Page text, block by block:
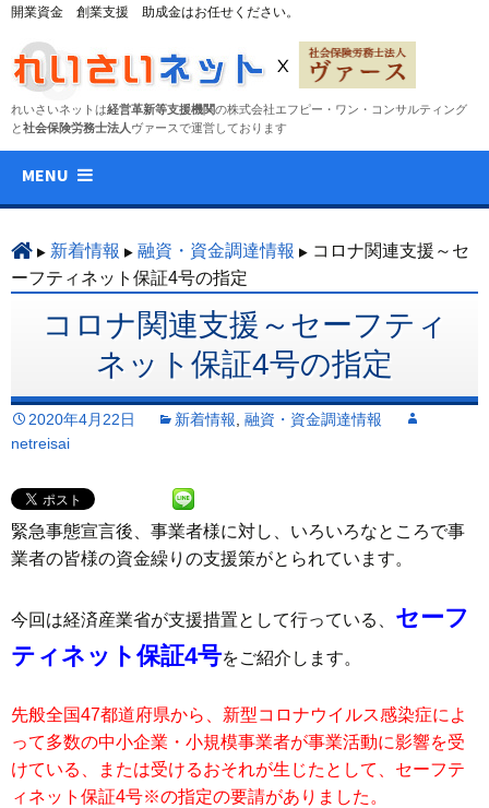
開業資金 創業支援 助成金はお任せください。
れいさいネットは経営革新等支援機関の株式会社エフピー・ワン・コンサルティング
と社会保険労務士法人 ヴァースで運営しております
MENU
ン
ツ
へ
ス
キ
プ
新着情報 融資・資金調達情報
コロナ関連支援～セ
ーフティネット保証4号の指定
コロナ関連支援～セーフティ
ネット保証4号の指定
2020年4月22日 新着情報, 融資・資金調達情報
netreisai
緊急事態宣言後、事業者様に対し、いろいろなところで事
業者の皆様の資金繰りの支援策がとられています。
今回は経済産業省が支援措置として行っている、 セーフ
ティネット保証4号をご紹介します。
先般全国47都道府県から、新型コロナウイルス感染症によ
って多数の中小企業・小規模事業者が事業活動に影響を受
けている、または受けるおそれが生じたとして、セーフテ
ィネット保証4号※の指定の要請がありました。